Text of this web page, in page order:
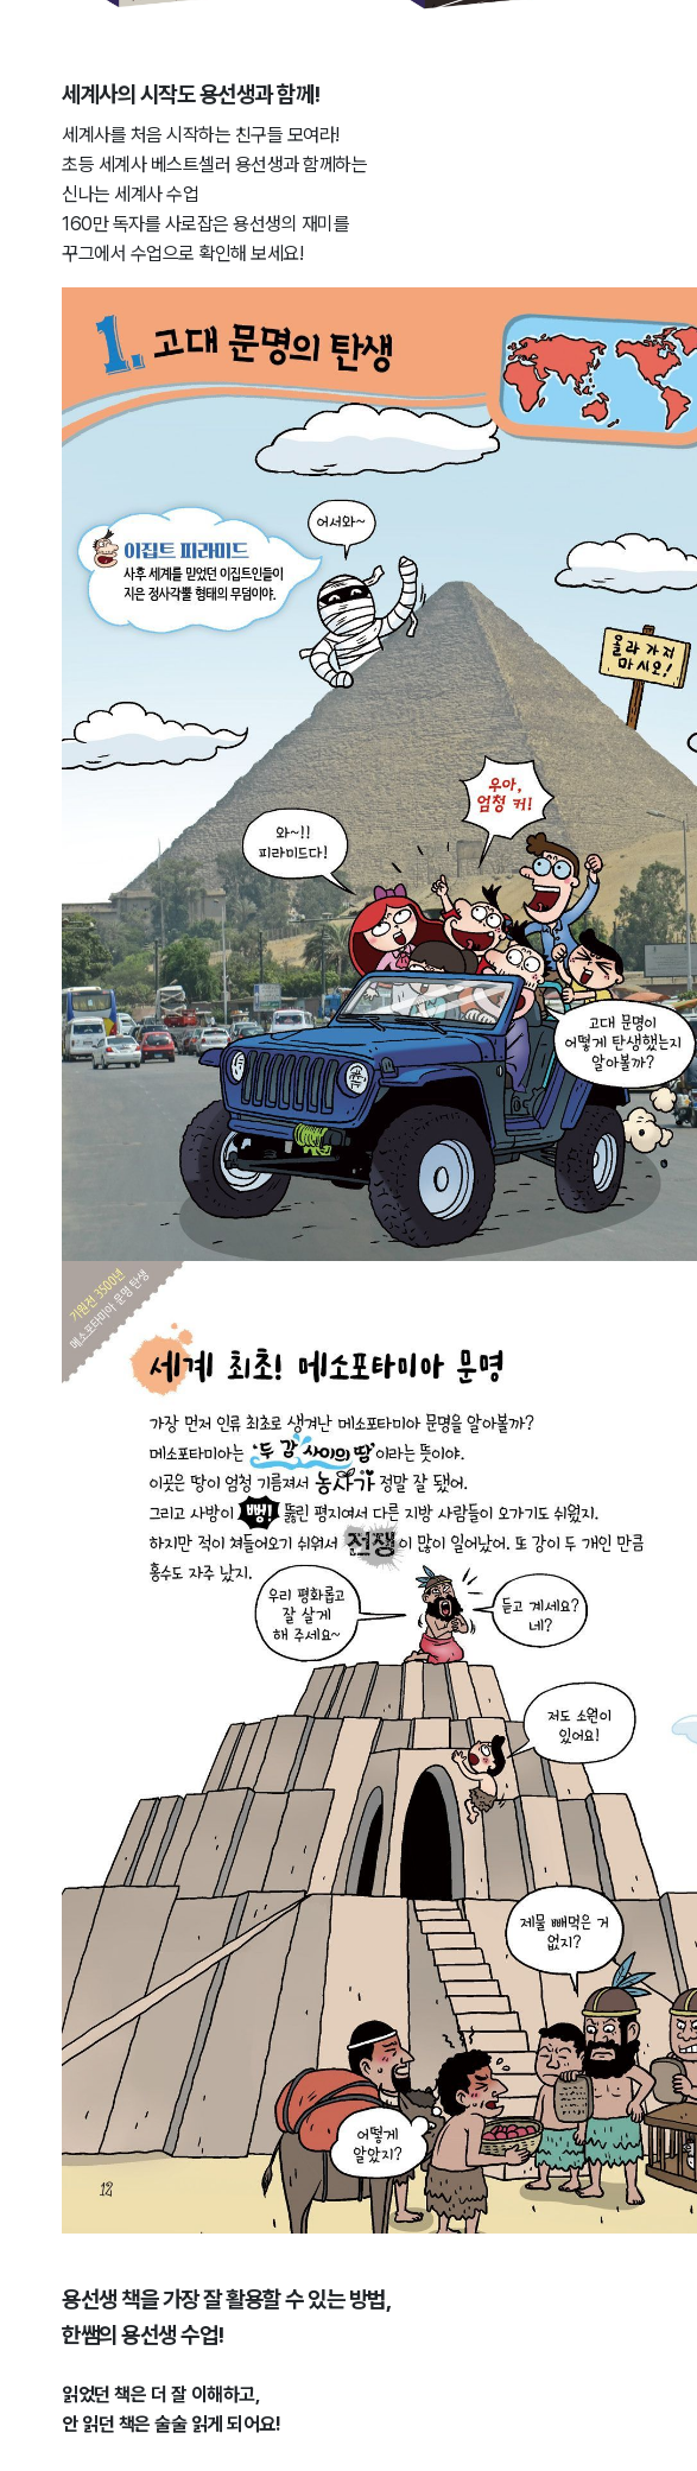
세계사의 시작도 용선생과 함께!
세계사를 처음 시작하는 친구들 모여라!
초등 세계사 베스트셀러 용선생과 함께하는
신나는 세계사 수업
160만 독자를 사로잡은 용선생의 재미를
꾸그에서 수업으로 확인해 보세요!
용선생 책을 가장 잘 활용할 수 있는 방법,
한쌤의 용선생 수업!
읽었던 책은 더 잘 이해하고,
안 읽던 책은 술술 읽게 되어요!